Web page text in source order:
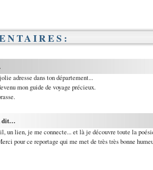
adresse dans ton département...
mon guide de voyage précieux.
dit…
un lien, je me connecte... et là je découvre toute la
pour ce reportage qui me met de très très bonne